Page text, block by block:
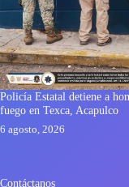
Policía Estatal detiene a
fuego en Texca, Acapulco
6 agosto, 2026
Contáctanos